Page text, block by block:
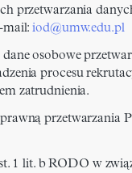
przetwarzania
mail:iod@umw.edu.pl
osobowe
procesu
zatrudnienia.
przetwarzania
1 lit. b RODO w